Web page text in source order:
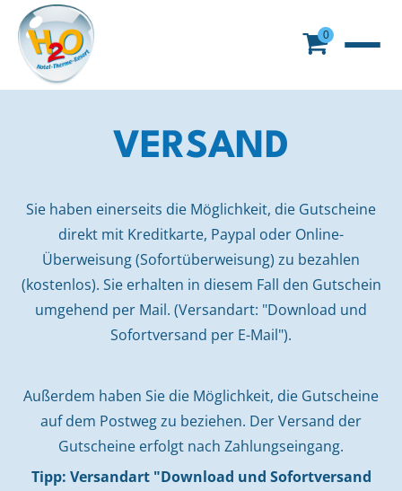
0
VERSAND
Sie haben einerseits die Möglichkeit, die Gutscheine
direkt mit Kreditkarte, Paypal oder Online-
Überweisung (Sofortüberweisung) zu bezahlen
(kostenlos). Sie erhalten in diesem Fall den Gutschein
umgehend per Mail. (Versandart: "Download und
Sofortversand per E-Mail").
Außerdem haben Sie die Möglichkeit, die Gutscheine
auf dem Postweg zu beziehen. Der Versand der
Gutscheine erfolgt nach Zahlungseingang.
Tipp: Versandart "Download und Sofortversand